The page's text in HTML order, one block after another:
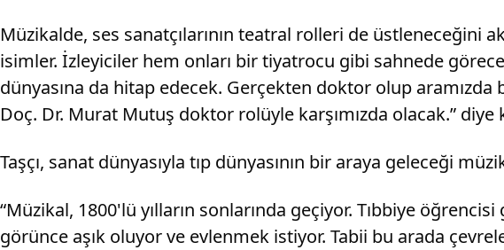
Müzikalde, ses sanatçılarının teatral rolleri de üstleneceğini
isimler. İzleyiciler hem onları bir tiyatrocu gibi sahnede
dünyasına da hitap edecek. Gerçekten doktor olup
Doç. Dr. Murat Mutuş doktor rolüyle karşımızda olacak.” diye
Taşçı, sanat dünyasıyla tıp dünyasının bir araya geleceği
“Müzikal, 1800'lü yılların sonlarında geçiyor. Tıbbiye
görünce aşık oluyor ve evlenmek istiyor. Tabii bu arada